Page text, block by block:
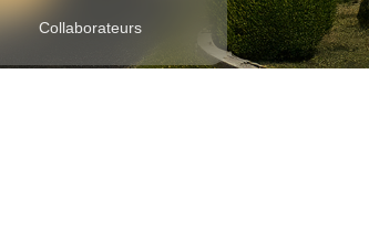
Collaborateurs